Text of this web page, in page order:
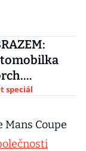
může
oživit
speciál
Mans Coupe